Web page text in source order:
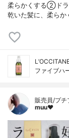
柔らかくする②ド
乾いた髪に、柔ら
ファイブハ
販売員/プ
muu❤︎